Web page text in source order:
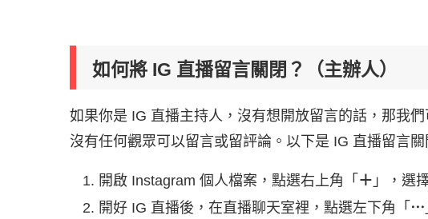
如何將 IG 直播留言關閉？（主辦人）
如果你是 IG 直播主持人，沒有想開放留言的話，那我
沒有任何觀眾可以留言或留評論。以下是 IG 直播留言關
開啟 Instagram 個人檔案，點選右上角「 ＋ 」，選
開好 IG 直播後，在直播聊天室裡，點選左下角「 ⋯